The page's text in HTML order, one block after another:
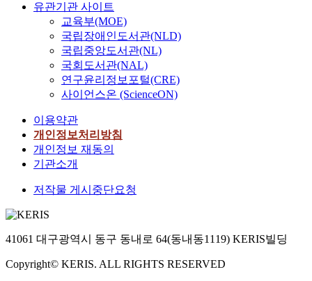
유관기관 사이트
교육부(MOE)
국립장애인도서관(NLD)
국립중앙도서관(NL)
국회도서관(NAL)
연구윤리정보포털(CRE)
사이언스온 (ScienceON)
이용약관
개인정보처리방침
개인정보 재동의
기관소개
저작물 게시중단요청
41061 대구광역시 동구 동내로 64(동내동1119) KERIS빌딩
Copyright© KERIS. ALL RIGHTS RESERVED